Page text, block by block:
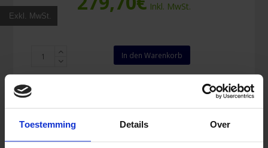
Toestemming Details Over
Exkl. MwSt.
Inkl. MwSt.
Magcharger
12V
und
aufladbare
Taschenlampe
In den Warenkorb